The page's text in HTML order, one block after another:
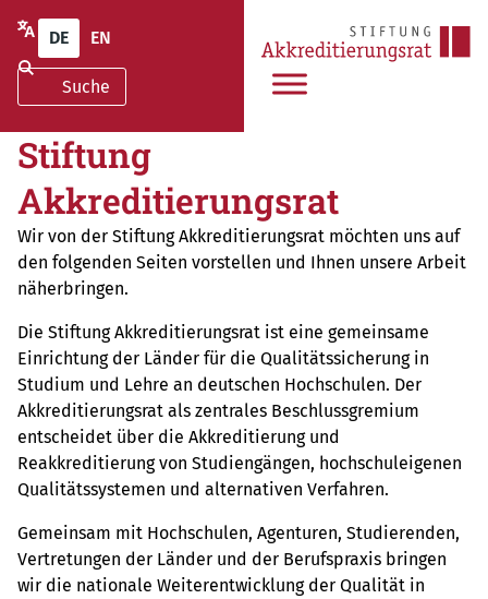
DE EN
Stiftung
Akkreditierungsrat
Wir von der Stiftung Akkreditierungsrat möchten uns auf
den folgenden Seiten vorstellen und Ihnen unsere Arbeit
näherbringen.
Die Stiftung Akkreditierungsrat ist eine gemeinsame
Einrichtung der Länder für die Qualitätssicherung in
Studium und Lehre an deutschen Hochschulen. Der
Akkreditierungsrat als zentrales Beschlussgremium
entscheidet über die Akkreditierung und
Reakkreditierung von Studiengängen, hochschuleigenen
Qualitätssystemen und alternativen Verfahren.
Gemeinsam mit Hochschulen, Agenturen, Studierenden,
Vertretungen der Länder und der Berufspraxis bringen
wir die nationale Weiterentwicklung der Qualität in